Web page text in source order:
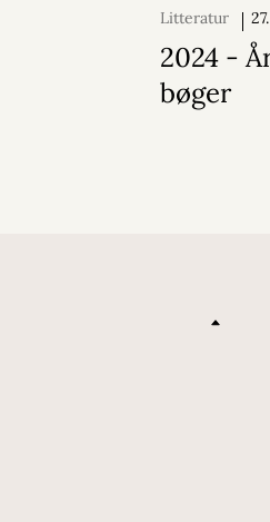
Litteratur
2024
2024 -
bøger